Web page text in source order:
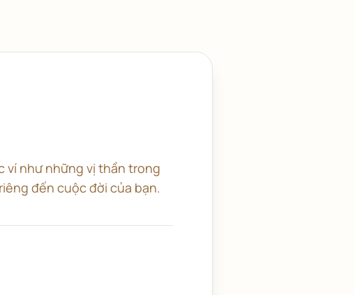
ví như những vị thần trong
đến cuộc đời của bạn.